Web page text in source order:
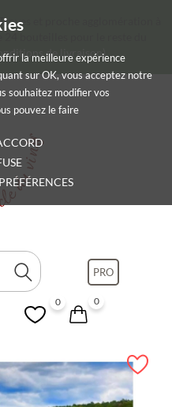
la meilleure expérience
sur OK, vous acceptez notre
souhaitez modifier vos
pouvez le faire
et proche agglomération à
de livraison)
0 0
PRO